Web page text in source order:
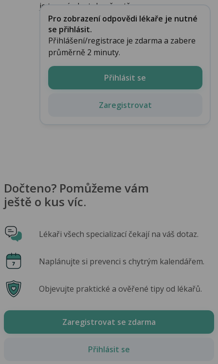
je to známka toho, že stř...
Pro zobrazení odpovědi lékaře je nutné
se přihlásit.
Přihlášení/registrace je zdarma a zabere
průměrně 2 minuty.
Přihlásit se
Zaregistrovat
Dočteno? Pomůžeme vám
ještě o kus víc.
Lékaři všech specializací čekají na váš dotaz.
Naplánujte si prevenci s chytrým kalendářem.
Objevujte praktické a ověřené tipy od lékařů.
Zaregistrovat se zdarma
Přihlásit se